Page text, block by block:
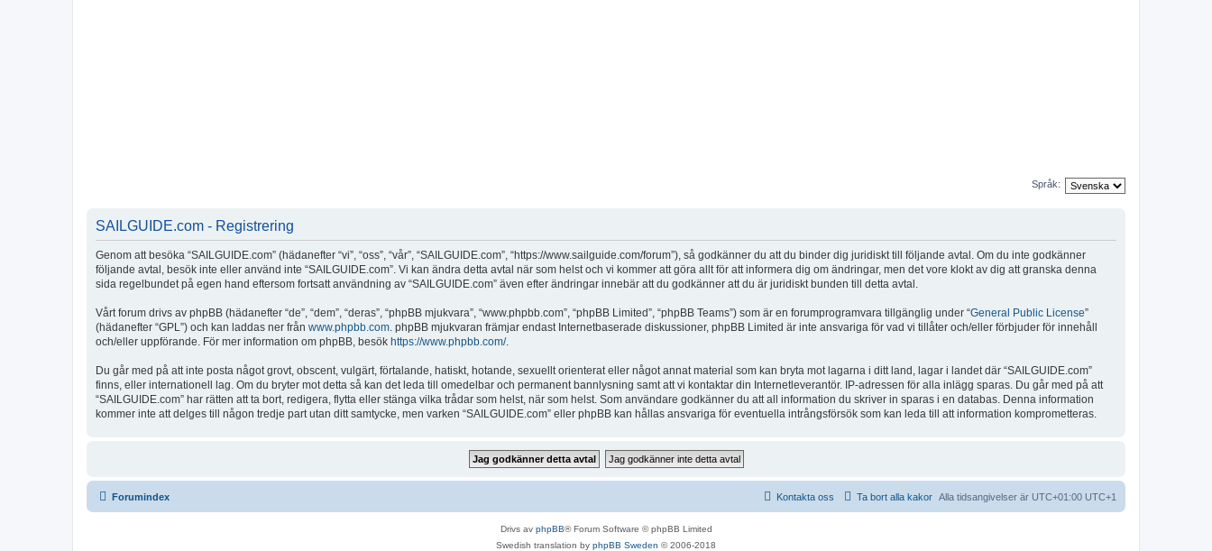
Språk:
SAILGUIDE.com - Registrering
Genom att besöka “SAILGUIDE.com” (hädanefter “vi”, “oss”, “vår”, “SAILGUIDE.com”, “https://www.sailguide.com/forum”), så godkänner du att du binder dig juridiskt till följande avtal. Om du inte godkänner
följande avtal, besök inte eller använd inte “SAILGUIDE.com”. Vi kan ändra detta avtal när som helst och vi kommer att göra allt för att informera dig om ändringar, men det vore klokt av dig att granska denna
sida regelbundet på egen hand eftersom fortsatt användning av “SAILGUIDE.com” även efter ändringar innebär att du godkänner att du är juridiskt bunden till detta avtal.
Vårt forum drivs av phpBB (hädanefter “de”, “dem”, “deras”, “phpBB mjukvara”, “www.phpbb.com”, “phpBB Limited”, “phpBB Teams”) som är en forumprogramvara tillgänglig under “General Public License”
(hädanefter “GPL”) och kan laddas ner från www.phpbb.com. phpBB mjukvaran främjar endast Internetbaserade diskussioner, phpBB Limited är inte ansvariga för vad vi tillåter och/eller förbjuder för innehåll
och/eller uppförande. För mer information om phpBB, besök https://www.phpbb.com/.
Du går med på att inte posta något grovt, obscent, vulgärt, förtalande, hatiskt, hotande, sexuellt orienterat eller något annat material som kan bryta mot lagarna i ditt land, lagar i landet där “SAILGUIDE.com”
finns, eller internationell lag. Om du bryter mot detta så kan det leda till omedelbar och permanent bannlysning samt att vi kontaktar din Internetleverantör. IP-adressen för alla inlägg sparas. Du går med på att
“SAILGUIDE.com” har rätten att ta bort, redigera, flytta eller stänga vilka trådar som helst, när som helst. Som användare godkänner du att all information du skriver in sparas i en databas. Denna information
kommer inte att delges till någon tredje part utan ditt samtycke, men varken “SAILGUIDE.com” eller phpBB kan hållas ansvariga för eventuella intrångsförsök som kan leda till att information komprometteras.
Forumindex Alla tidsangivelser är UTC+01:00 UTC+1
Ta bort alla kakor
Kontakta oss
Drivs av phpBB® Forum Software © phpBB Limited
Swedish translation by phpBB Sweden © 2006-2018